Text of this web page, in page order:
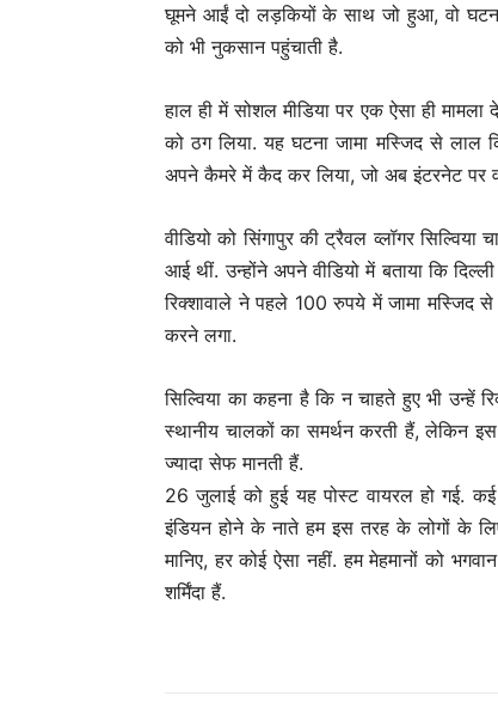
घूमने आईं दो लड़कियों के साथ जो हुआ, वो
को भी नुकसान पहुंचाती है.
हाल ही में सोशल मीडिया पर एक ऐसा ही
को ठग लिया. यह घटना जामा मस्जिद से लाल
अपने कैमरे में कैद कर लिया, जो अब इंटरनेट पर
वीडियो को सिंगापुर की ट्रैवल व्लॉगर
आई थीं. उन्होंने अपने वीडियो में बताया कि
रिक्शावाले ने पहले 100 रुपये में जामा मस्जिद
करने लगा.
सिल्विया का कहना है कि न चाहते हुए भी उन्हें
स्थानीय चालकों का समर्थन करती हैं, लेकिन
ज्यादा सेफ मानती हैं.
26 जुलाई को हुई यह पोस्ट वायरल हो गई.
इंडियन होने के नाते हम इस तरह के लोगों के
मानिए, हर कोई ऐसा नहीं. हम मेहमानों को
शर्मिंदा हैं.